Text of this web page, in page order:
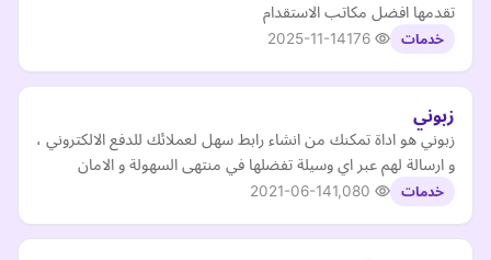
تقدمها افضل مكاتب الاستقدام
خدمات 2025-11-14
زبوني
زبوني هو اداة تمكنك من انشاء رابط سهل لعملائك للدفع الالكتروني ،
و ارسالة لهم عبر اي وسيلة تفضلها في منتهى السهولة و الامان
خدمات 2021-06-14